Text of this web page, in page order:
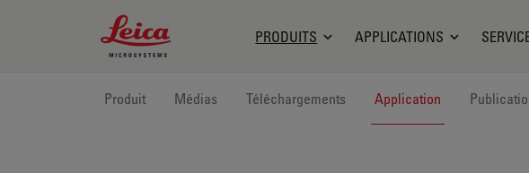
Leica Microsystems Logo
PRODUITS APPLICATIONS
Produit Médias Téléchargements Application